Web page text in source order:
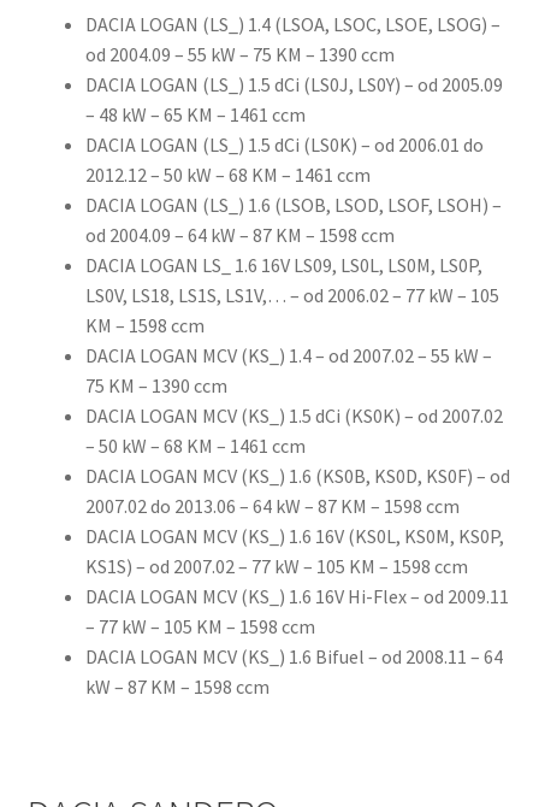
DACIA LOGAN (LS_) 1.4 (LSOA, LSOC, LSOE, LSOG) –
od 2004.09 – 55 kW – 75 KM – 1390 ccm
DACIA LOGAN (LS_) 1.5 dCi (LS0J, LS0Y) – od 2005.09
– 48 kW – 65 KM – 1461 ccm
DACIA LOGAN (LS_) 1.5 dCi (LS0K) – od 2006.01 do
2012.12 – 50 kW – 68 KM – 1461 ccm
DACIA LOGAN (LS_) 1.6 (LSOB, LSOD, LSOF, LSOH) –
od 2004.09 – 64 kW – 87 KM – 1598 ccm
DACIA LOGAN LS_ 1.6 16V LS09, LS0L, LS0M, LS0P,
LS0V, LS18, LS1S, LS1V,… – od 2006.02 – 77 kW – 105
KM – 1598 ccm
DACIA LOGAN MCV (KS_) 1.4 – od 2007.02 – 55 kW –
75 KM – 1390 ccm
DACIA LOGAN MCV (KS_) 1.5 dCi (KS0K) – od 2007.02
– 50 kW – 68 KM – 1461 ccm
DACIA LOGAN MCV (KS_) 1.6 (KS0B, KS0D, KS0F) – od
2007.02 do 2013.06 – 64 kW – 87 KM – 1598 ccm
DACIA LOGAN MCV (KS_) 1.6 16V (KS0L, KS0M, KS0P,
KS1S) – od 2007.02 – 77 kW – 105 KM – 1598 ccm
DACIA LOGAN MCV (KS_) 1.6 16V Hi-Flex – od 2009.11
– 77 kW – 105 KM – 1598 ccm
DACIA LOGAN MCV (KS_) 1.6 Bifuel – od 2008.11 – 64
kW – 87 KM – 1598 ccm